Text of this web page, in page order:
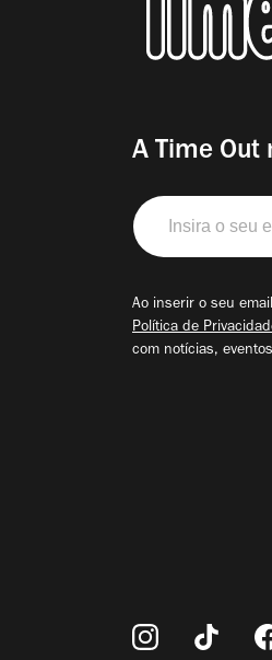
A Time Out
Insira
o
seu
Ao inserir o seu
Política de
com notícias,